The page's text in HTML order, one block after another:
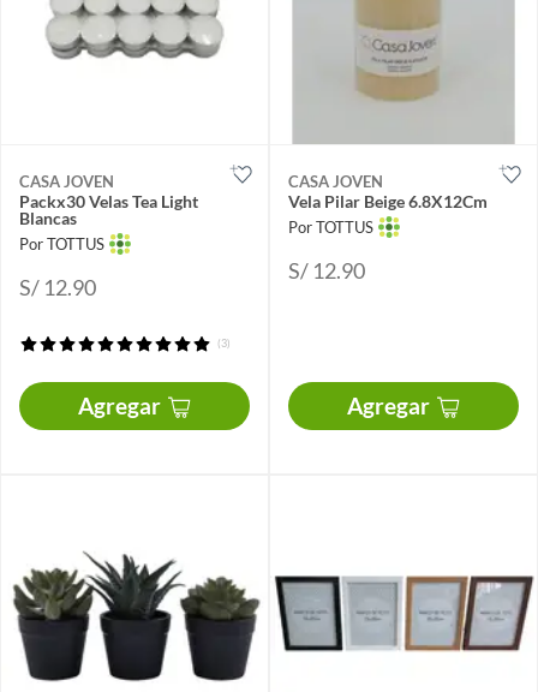
CASA JOVEN
Packx30 Velas Tea Light
Blancas
Por TOTTUS
S/ 12.90
(3)
Agregar
CASA JOVEN
Vela Pilar Beige 6.8X12Cm
Por TOTTUS
S/ 12.90
Agregar